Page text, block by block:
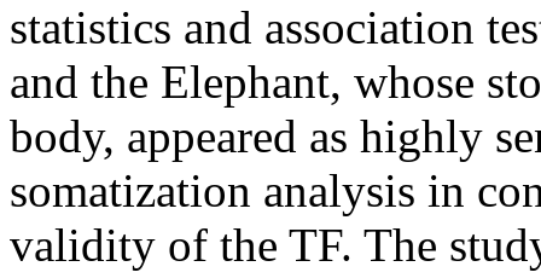
statistics and association
and the Elephant, whose
body, appeared as highly
somatization analysis in
validity of the TF. The